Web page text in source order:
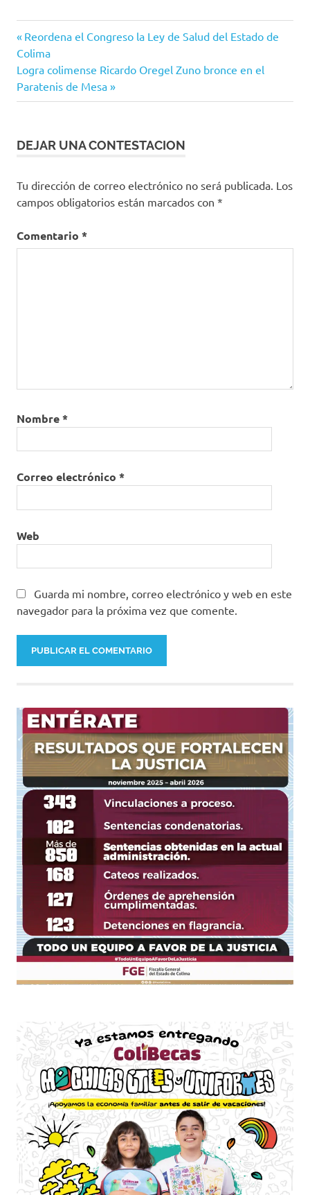
Navegación
de
entradas
Entrada
anterior:
Reordena el Congreso la Ley de Salud del Estado de
Colima
Siguiente
entrada:
Logra colimense Ricardo Oregel Zuno bronce en el
Paratenis de Mesa
DEJAR UNA CONTESTACION
Tu dirección de correo electrónico no será publicada. Los
campos obligatorios están marcados con *
Comentario *
Nombre*
Correo electrónico *
Web
Guarda mi nombre, correo electrónico y web en este
navegador para la próxima vez que comente.